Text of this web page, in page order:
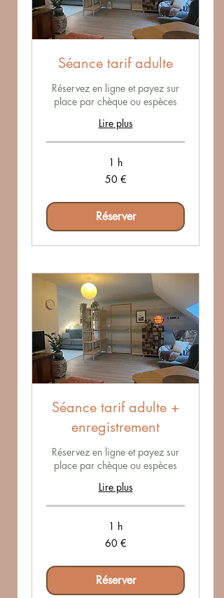
Séance tarif adulte
Réservez en ligne et payez sur
place par chèque ou espèces
Lire plus
1 h
50 €
Réserver
Séance tarif adulte +
enregistrement
Réservez en ligne et payez sur
place par chèque ou espèces
Lire plus
1 h
60 €
Réserver